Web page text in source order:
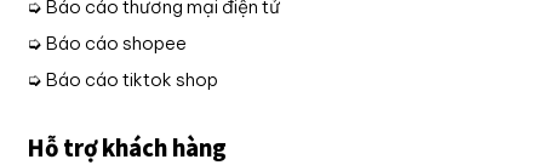
➭ Báo cáo thương mại điện tử
➭ Báo cáo shopee
➭ Báo cáo tiktok shop
Hỗ trợ khách hàng